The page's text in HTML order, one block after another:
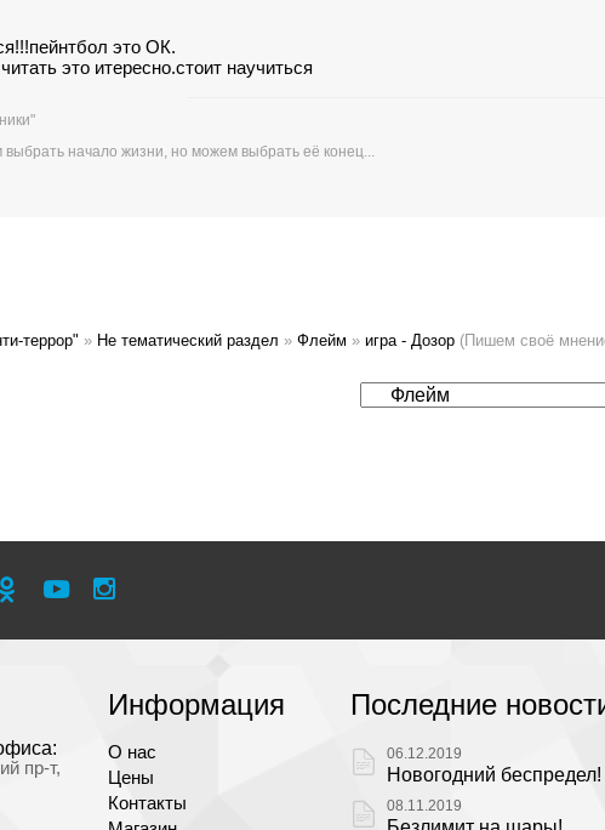
это ОК.
это итересно.стоит научиться
начало жизни, но можем выбрать её конец...
террор" » Не тематический раздел » Флейм » игра - Дозор (Пишем своё
пр-т,
Информация
О нас
Цены
Контакты
Последние
06.12.2019
Новогодний беспредел!
08.11.2019